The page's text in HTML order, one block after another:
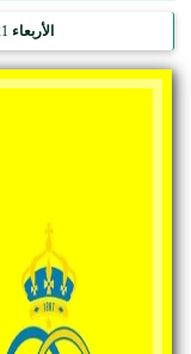
الأربعاء 21 يناير 2026